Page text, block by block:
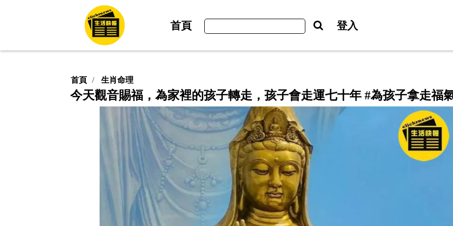
首頁 登入
首頁 生肖命理
今天觀音賜福，為家裡的孩子轉走，孩子會走運七十年 #為孩子拿走福